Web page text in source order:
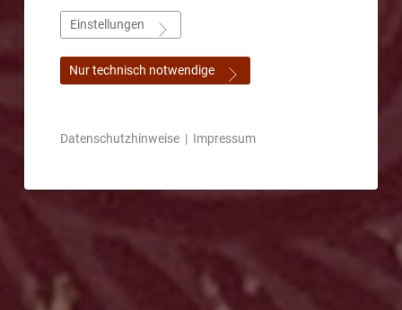
Einstellungen
Nur technisch notwendige
Datenschutzhinweise | Impressum